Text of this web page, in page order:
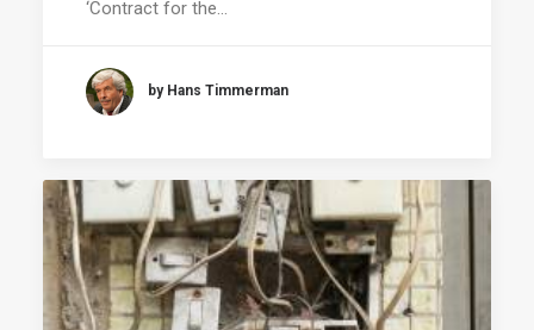
‘Contract for the…
by Hans Timmerman